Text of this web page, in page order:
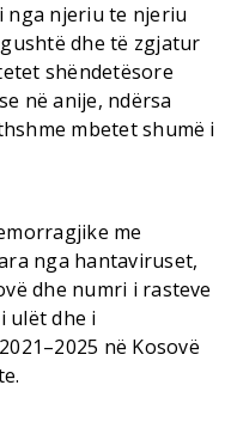
nga njeriu te njeriu
dhe të zgjatur
shëndetësore
në anije, ndërsa
mbetet shumë i
me
nga hantaviruset,
dhe numri i rasteve
ulët dhe i
në Kosovë